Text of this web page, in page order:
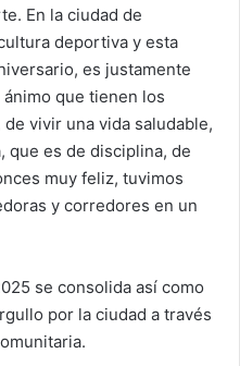
En la ciudad de
deportiva y esta
es justamente
que tienen los
vivir una vida saludable,
que es de disciplina, de
muy feliz, tuvimos
y corredores en un
se consolida así como
por la ciudad a través